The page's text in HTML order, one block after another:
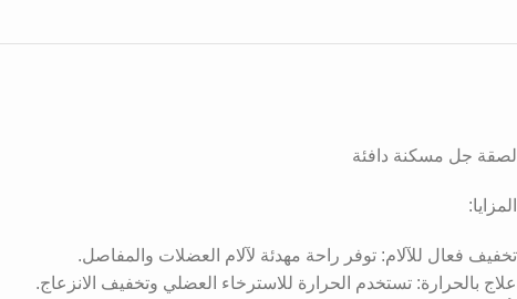
لصقة جل مسكنة دافئة
المزايا:
تخفيف فعال للآلام: توفر راحة مهدئة لآلام العضلات والمفاصل.
علاج بالحرارة: تستخدم الحرارة للاسترخاء العضلي وتخفيف الانزعاج.